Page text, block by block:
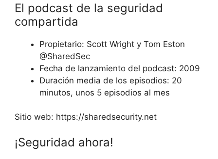
El podcast de la seguridad
compartida
Propietario: Scott Wright y Tom Eston
@SharedSec
Fecha de lanzamiento del podcast: 2009
Duración media de los episodios: 20
minutos, unos 5 episodios al mes
Sitio web: https://sharedsecurity.net
¡Seguridad ahora!